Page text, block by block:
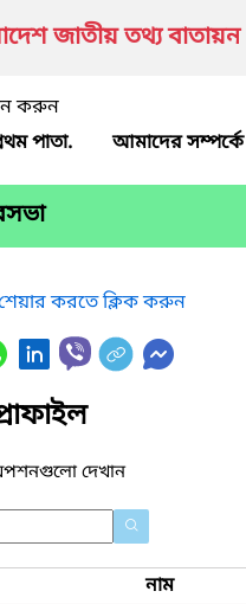
জাতীয় তথ্য বাতায়ন
করুন
পাতা.
আমাদের সম্পর্কে
করতে ক্লিক করুন
দেখান
নাম